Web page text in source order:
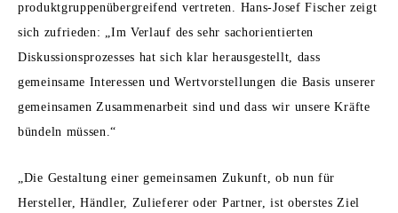
produktgruppenübergreifend vertreten. Hans-Josef Fischer zeigt
sich zufrieden: „Im Verlauf des sehr sachorientierten
Diskussionsprozesses hat sich klar herausgestellt, dass
gemeinsame Interessen und Wertvorstellungen die Basis unserer
gemeinsamen Zusammenarbeit sind und dass wir unsere Kräfte
bündeln müssen.“
„Die Gestaltung einer gemeinsamen Zukunft, ob nun für
Hersteller, Händler, Zulieferer oder Partner, ist oberstes Ziel